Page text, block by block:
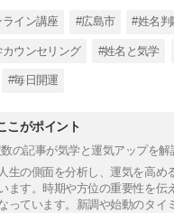
ライン講座 #広島市 #姓名判
カウンセリング #姓名と気学
#毎日開運
こがポイント
の記事が気学と運気アップを解
生の側面を分析し、運気を高め
ます。時期や方位の重要性を伝
っています。新調や始動のタイ